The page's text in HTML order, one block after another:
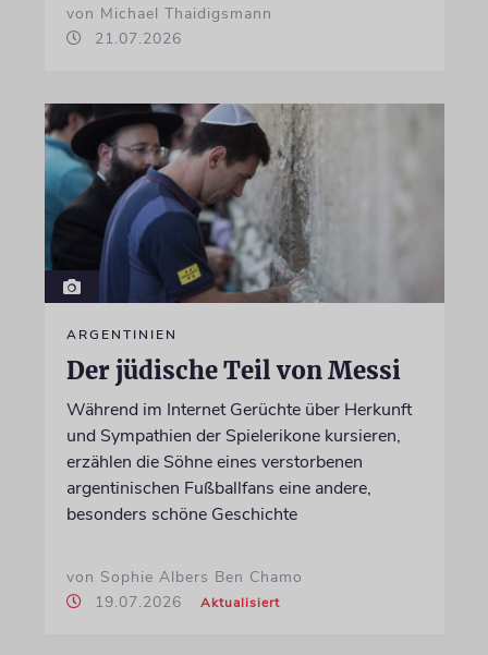
von Michael Thaidigsmann
21.07.2026
ARGENTINIEN
Der jüdische Teil von Messi
Während im Internet Gerüchte über Herkunft
und Sympathien der Spielerikone kursieren,
erzählen die Söhne eines verstorbenen
argentinischen Fußballfans eine andere,
besonders schöne Geschichte
von Sophie Albers Ben Chamo
19.07.2026
Aktualisiert